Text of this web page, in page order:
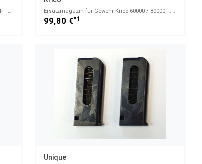
Magazin Aquasport für Remmingotn CBC - 22lr - 10 Schuss - .22lr Ersatzmagazin für Gewehr Krico 60000 / 80000 - .22lr , 7 Schuss
99,80 €*1
Unique